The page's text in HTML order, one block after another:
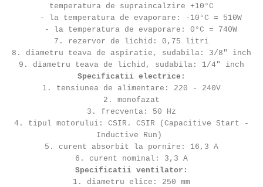
temperatura de supraincalzire +10°C
- la temperatura de evaporare: -10°C = 510W
- la temperatura de evaporare: 0°C = 740W
7. rezervor de lichid: 0,75 litri
8. diametru teava de aspiratie, sudabila: 3/8" inch
9. diametru teava de lichid, sudabila: 1/4" inch
Specificatii electrice:
1. tensiunea de alimentare: 220 - 240V
2. monofazat
3. frecventa: 50 Hz
4. tipul motorului: CSIR. CSIR (Capacitive Start -
Inductive Run)
5. curent absorbit la pornire: 16,3 A
6. curent nominal: 3,3 A
Specificatii ventilator:
1. diametru elice: 250 mm